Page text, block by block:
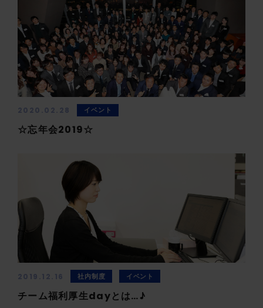
2020.02.28 イベント
☆忘年会2019☆
2019.12.16 社内制度 イベント
チーム福利厚生dayとは…♪